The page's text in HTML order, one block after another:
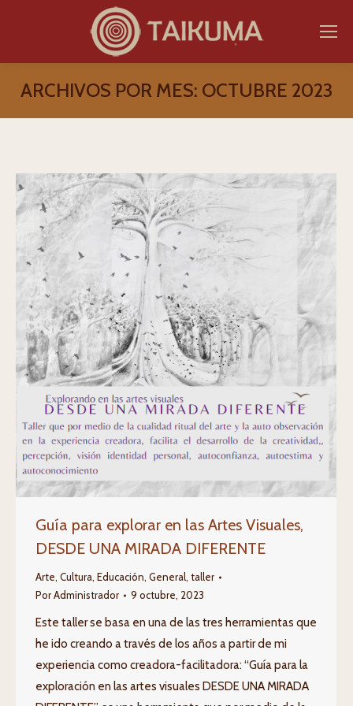
ARCHIVOS POR MES: OCTUBRE 2023
Guía para explorar en las Artes Visuales,
DESDE UNA MIRADA DIFERENTE
Arte, Cultura, Educación, General, taller
PorAdministrador 9 octubre, 2023
Este taller se basa en una de las tres herramientas que
he ido creando a través de los años a partir de mi
experiencia como creadora-facilitadora: “Guía para la
exploración en las artes visuales DESDE UNA MIRADA